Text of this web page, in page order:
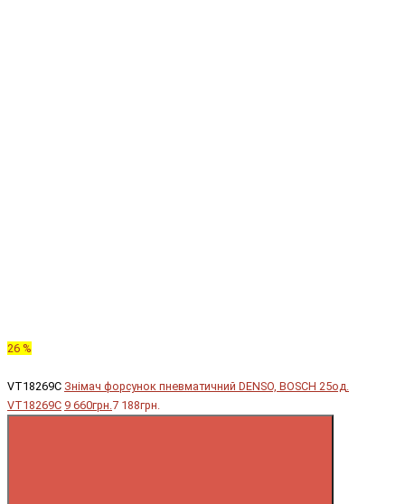
26 %
VT18269C Знімач форсунок пневматичний DENSO, BOSCH 25од.
VT18269C 9 660грн.7 188грн.